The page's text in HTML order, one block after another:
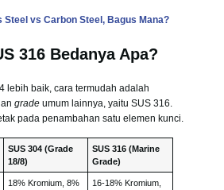
Steel vs Carbon Steel, Bagus Mana?
316 Bedanya Apa?
lebih baik, cara termudah adalah
grade umum lainnya, yaitu SUS 316.
pada penambahan satu elemen kunci.
SUS 304 (Grade
18/8)
SUS 316 (Marine
Grade)
18% Kromium, 8%
16-18% Kromium,